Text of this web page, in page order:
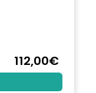
112,00€